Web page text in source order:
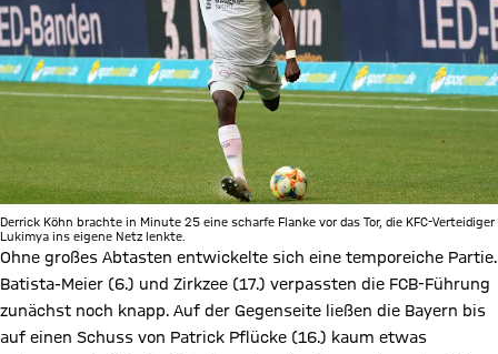
Derrick Köhn brachte in Minute 25 eine scharfe Flanke vor das Tor, die KFC-Verteidiger
Lukimya ins eigene Netz lenkte.
Ohne großes Abtasten entwickelte sich eine temporeiche Partie.
Batista-Meier (6.) und Zirkzee (17.) verpassten die FCB-Führung
zunächst noch knapp. Auf der Gegenseite ließen die Bayern bis
auf einen Schuss von Patrick Pflücke (16.) kaum etwas